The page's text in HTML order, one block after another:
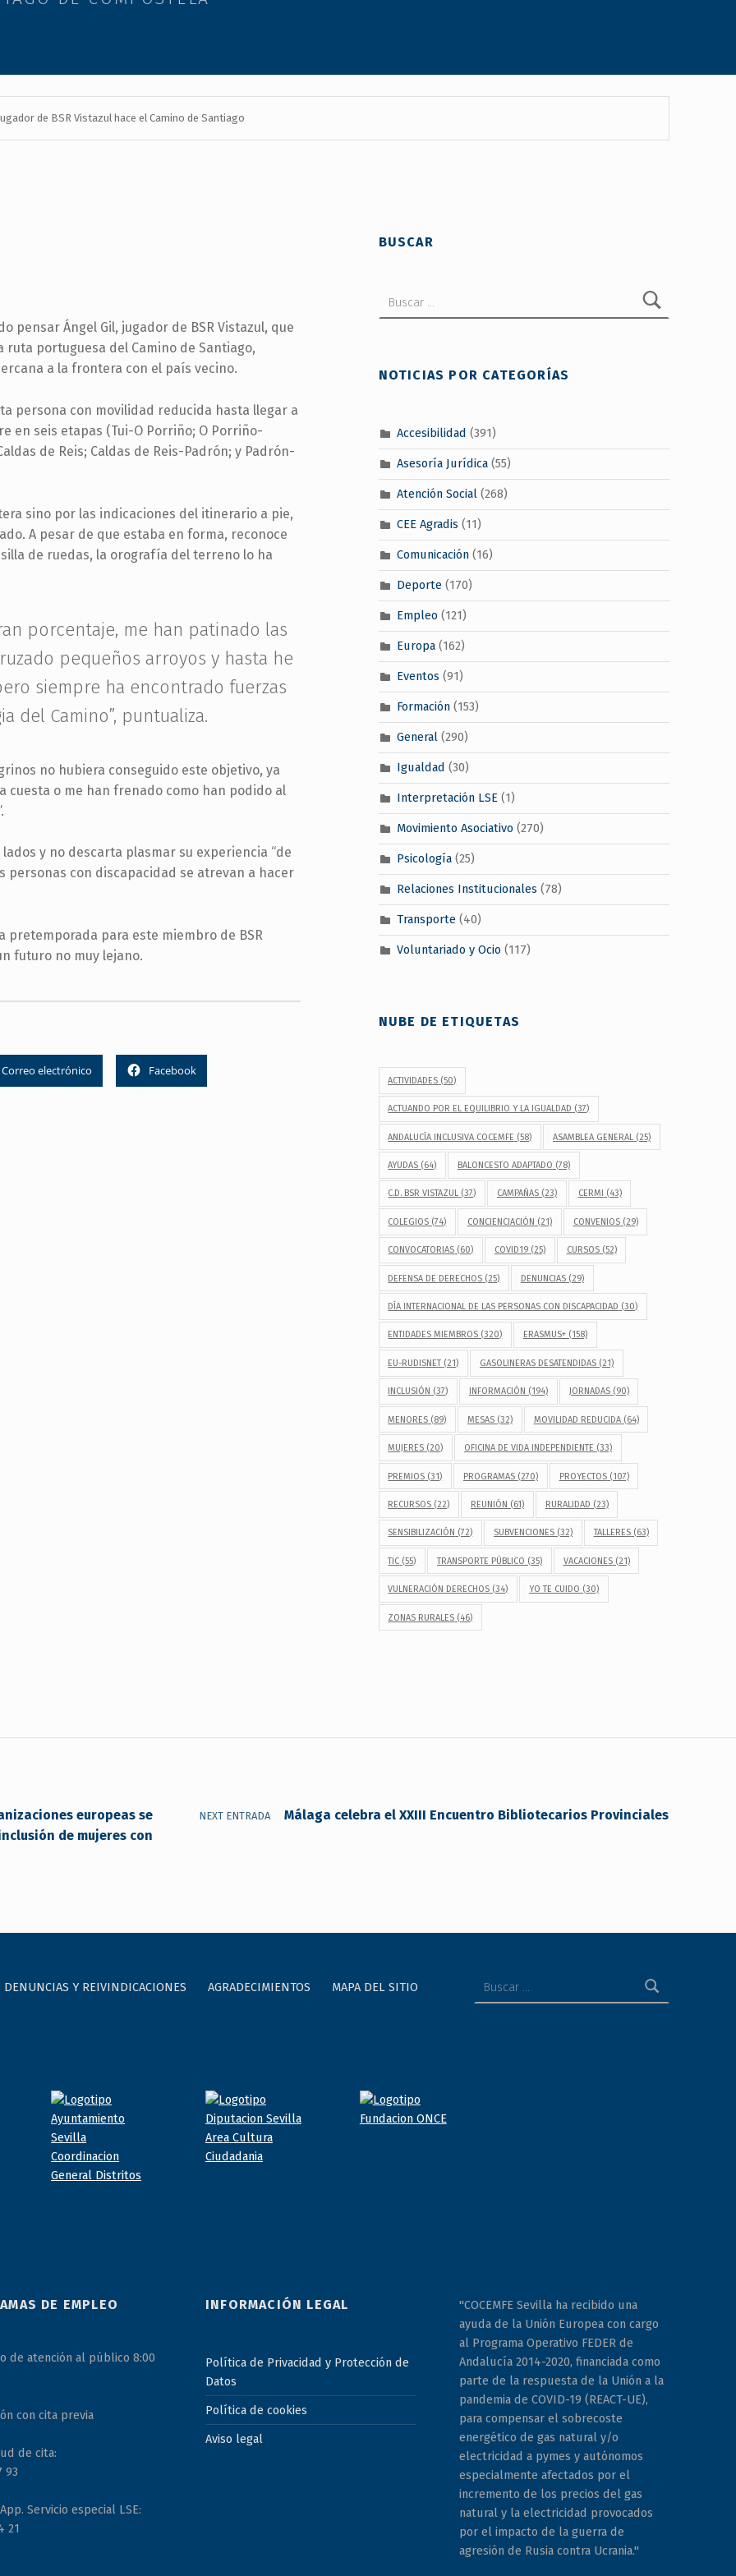
de BSR Vistazul hace el Camino de Santiago
pensar Ángel Gil, jugador de BSR Vistazul, que
portuguesa del Camino de Santiago,
a la frontera con el país vecino.
persona con movilidad reducida hasta llegar a
en seis etapas (Tui-O Porriño; O Porriño-
de Reis; Caldas de Reis-Padrón; y Padrón-
sino por las indicaciones del itinerario a pie,
A pesar de que estaba en forma, reconoce
de ruedas, la orografía del terreno lo ha
porcentaje, me han patinado las
pequeños arroyos y hasta he
siempre ha encontrado fuerzas
del Camino”, puntualiza.
no hubiera conseguido este objetivo, ya
cuesta o me han frenado como han podido al
y no descarta plasmar su experiencia “de
personas con discapacidad se atrevan a hacer
pretemporada para este miembro de BSR
futuro no muy lejano.
Correo electrónico Facebook
BUSCAR
NOTICIAS POR CATEGORÍAS
Accesibilidad (391)
Asesoría Jurídica(55)
Atención Social(268)
CEE Agradis (11)
Comunicación(16)
Deporte(170)
Empleo (121)
Europa(162)
Eventos (91)
Formación(153)
General(290)
Igualdad (30)
Interpretación LSE(1)
Movimiento Asociativo (270)
Psicología(25)
Relaciones Institucionales (78)
Transporte(40)
Voluntariado y Ocio (117)
NUBE DE ETIQUETAS
ACTIVIDADES (50)
ACTUANDO POR EL EQUILIBRIO Y LA IGUALDAD (37)
ANDALUCÍA INCLUSIVA COCEMFE (58) ASAMBLEA GENERAL(25)
AYUDAS (64) BALONCESTO ADAPTADO (78)
C.D. BSR VISTAZUL (37) CAMPAÑAS(23) CERMI (43)
COLEGIOS (74) CONCIENCIACIÓN (21) CONVENIOS(29)
CONVOCATORIAS (60) COVID19(25) CURSOS(52)
DEFENSA DE DERECHOS (25) DENUNCIAS(29)
DÍA INTERNACIONAL DE LAS PERSONAS CON DISCAPACIDAD (30)
ENTIDADES MIEMBROS (320) ERASMUS+(158)
EU-RUDISNET (21) GASOLINERAS DESATENDIDAS(21)
INCLUSIÓN (37) INFORMACIÓN (194) JORNADAS(90)
MENORES (89) MESAS(32) MOVILIDAD REDUCIDA(64)
MUJERES (20) OFICINA DE VIDA INDEPENDIENTE (33)
PREMIOS (31) PROGRAMAS(270) PROYECTOS(107)
RECURSOS (22) REUNIÓN (61) RURALIDAD (23)
SENSIBILIZACIÓN (72) SUBVENCIONES(32) TALLERES(63)
TIC (55) TRANSPORTE PÚBLICO (35) VACACIONES(21)
VULNERACIÓN DERECHOS (34) YO TE CUIDO (30)
ZONAS RURALES (46)
europeas se
de mujeres con
NEXT ENTRADA Málaga celebra el XXIII Encuentro Bibliotecarios Provinciales
DENUNCIAS Y REIVINDICACIONES AGRADECIMIENTOS MAPA DEL SITIO
DE EMPLEO
de atención al público 8:00
con cita previa
de cita:
93
Servicio especial LSE:
21
INFORMACIÓN LEGAL
Política de Privacidad y Protección de
Datos
Política de cookies
Aviso legal
"COCEMFE Sevilla ha recibido una
ayuda de la Unión Europea con cargo
al Programa Operativo FEDER de
Andalucía 2014-2020, financiada como
parte de la respuesta de la Unión a la
pandemia de COVID-19 (REACT-UE),
para compensar el sobrecoste
energético de gas natural y/o
electricidad a pymes y autónomos
especialmente afectados por el
incremento de los precios del gas
natural y la electricidad provocados
por el impacto de la guerra de
agresión de Rusia contra Ucrania."